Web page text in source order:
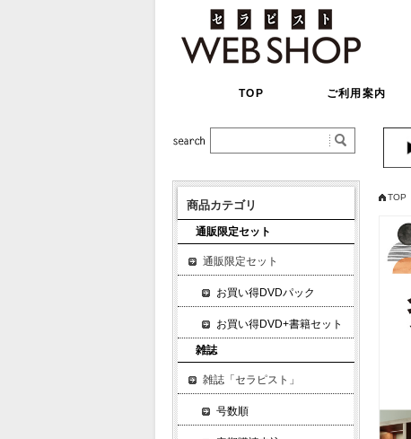
TOP ご利用案内
TOP
商品カテゴリ
通販限定セット
通販限定セット
お買い得DVDパック
お買い得DVD+書籍セット
雑誌
雑誌「セラピスト」
号数順